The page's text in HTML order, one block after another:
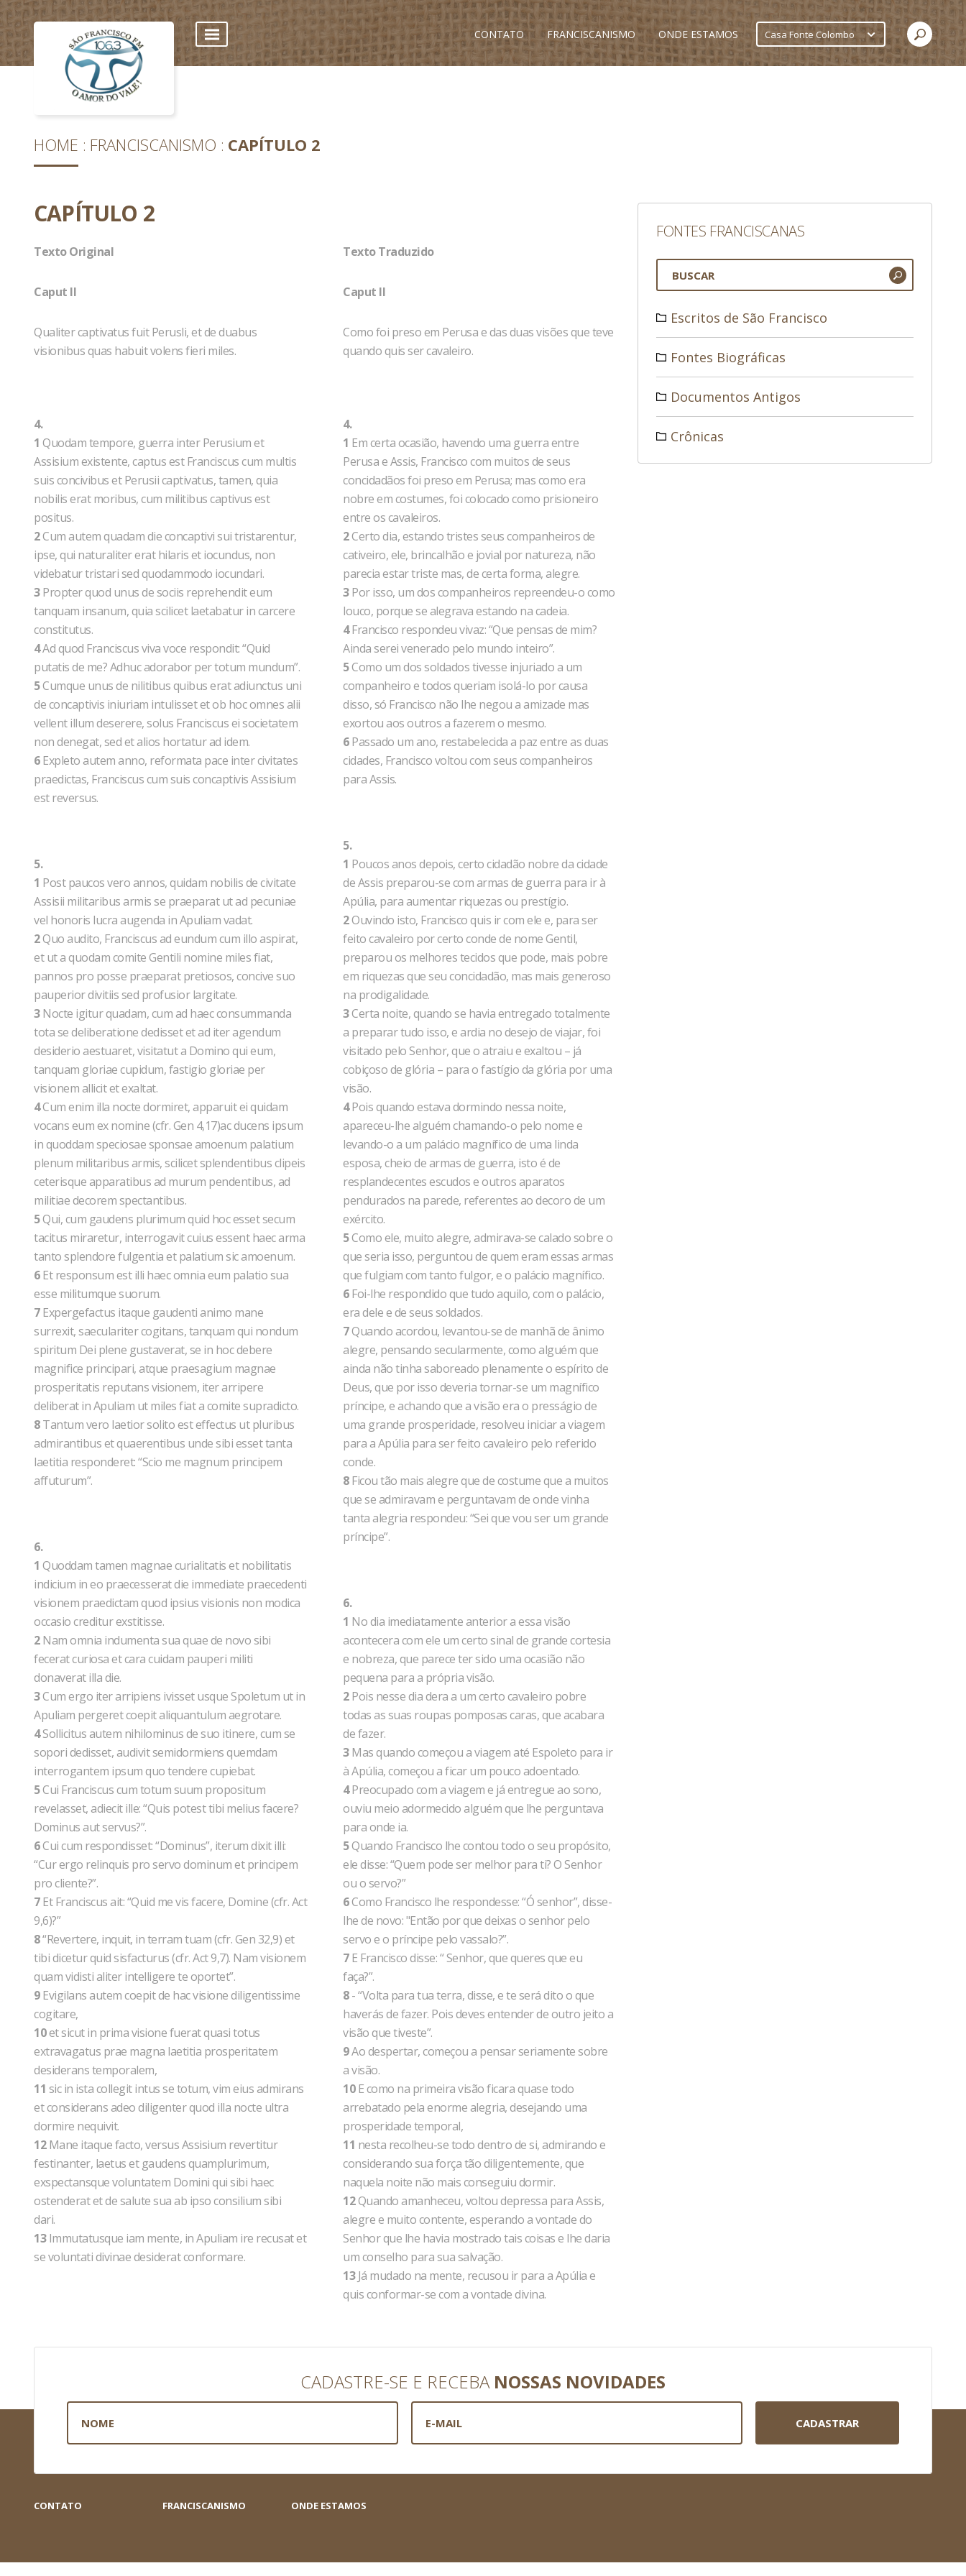
CONTATO FRANCISCANISMO ONDE ESTAMOS Casa Fonte Colombo
HOME FRANCISCANISMO CAPÍTULO 2
CAPÍTULO 2
Texto Original
Caput II
Qualiter captivatus fuit Perusli, et de duabus
visionibus quas habuit volens fieri miles.
4.
1 Quodam tempore, guerra inter Perusium et
Assisium existente, captus est Franciscus cum multis
suis concivibus et Perusii captivatus, tamen, quia
nobilis erat moribus, cum militibus captivus est
positus.
2Cum autem quadam die concaptivi sui tristarentur,
ipse, qui naturaliter erat hilaris et iocundus, non
videbatur tristari sed quodammodo iocundari.
3Propter quod unus de sociis reprehendit eum
tanquam insanum, quia scilicet laetabatur in carcere
constitutus.
4Ad quod Franciscus viva voce respondit: “Quid
putatis de me? Adhuc adorabor per totum mundum”.
5Cumque unus de nilitibus quibus erat adiunctus uni
de concaptivis iniuriam intulisset et ob hoc omnes alii
vellent illum deserere, solus Franciscus ei societatem
non denegat, sed et alios hortatur ad idem.
6Expleto autem anno, reformata pace inter civitates
praedictas, Franciscus cum suis concaptivis Assisium
est reversus.
5.
1 Post paucos vero annos, quidam nobilis de civitate
Assisii militaribus armis se praeparat ut ad pecuniae
vel honoris lucra augenda in Apuliam vadat.
2Quo audito, Franciscus ad eundum cum illo aspirat,
et ut a quodam comite Gentili nomine miles fiat,
pannos pro posse praeparat pretiosos, concive suo
pauperior divitiis sed profusior largitate.
3Nocte igitur quadam, cum ad haec consummanda
tota se deliberatione dedisset et ad iter agendum
desiderio aestuaret, visitatut a Domino qui eum,
tanquam gloriae cupidum, fastigio gloriae per
visionem allicit et exaltat.
4Cum enim illa nocte dormiret, apparuit ei quidam
vocans eum ex nomine (cfr. Gen 4,17)ac ducens ipsum
in quoddam speciosae sponsae amoenum palatium
plenum militaribus armis, scilicet splendentibus clipeis
ceterisque apparatibus ad murum pendentibus, ad
militiae decorem spectantibus.
5Qui, cum gaudens plurimum quid hoc esset secum
tacitus miraretur, interrogavit cuius essent haec arma
tanto splendore fulgentia et palatium sic amoenum.
6Et responsum est illi haec omnia eum palatio sua
esse militumque suorum.
7Expergefactus itaque gaudenti animo mane
surrexit, saeculariter cogitans, tanquam qui nondum
spiritum Dei plene gustaverat, se in hoc debere
magnifice principari, atque praesagium magnae
prosperitatis reputans visionem, iter arripere
deliberat in Apuliam ut miles fiat a comite supradicto.
8Tantum vero laetior solito est effectus ut pluribus
admirantibus et quaerentibus unde sibi esset tanta
laetitia responderet: “Scio me magnum principem
affuturum”.
6.
1 Quoddam tamen magnae curialitatis et nobilitatis
indicium in eo praecesserat die immediate praecedenti
visionem praedictam quod ipsius visionis non modica
occasio creditur exstitisse.
2Nam omnia indumenta sua quae de novo sibi
fecerat curiosa et cara cuidam pauperi militi
donaverat illa die.
3Cum ergo iter arripiens ivisset usque Spoletum ut in
Apuliam pergeret coepit aliquantulum aegrotare.
4Sollicitus autem nihilominus de suo itinere, cum se
sopori dedisset, audivit semidormiens quemdam
interrogantem ipsum quo tendere cupiebat.
5Cui Franciscus cum totum suum propositum
revelasset, adiecit ille: “Quis potest tibi melius facere?
Dominus aut servus?”.
6Cui cum respondisset: “Dominus”, iterum dixit illi:
“Cur ergo relinquis pro servo dominum et principem
pro cliente?”.
7Et Franciscus ait: “Quid me vis facere, Domine (cfr. Act
9,6)?”
8“Revertere, inquit, in terram tuam (cfr. Gen 32,9) et
tibi dicetur quid sisfacturus (cfr. Act 9,7). Nam visionem
quam vidisti aliter intelligere te oportet”.
9Evigilans autem coepit de hac visione diligentissime
cogitare,
10et sicut in prima visione fuerat quasi totus
extravagatus prae magna laetitia prosperitatem
desiderans temporalem,
11 sic in ista collegit intus se totum, vim eius admirans
et considerans adeo diligenter quod illa nocte ultra
dormire nequivit.
12Mane itaque facto, versus Assisium revertitur
festinanter, laetus et gaudens quamplurimum,
exspectansque voluntatem Domini qui sibi haec
ostenderat et de salute sua ab ipso consilium sibi
dari.
13Immutatusque iam mente, in Apuliam ire recusat et
se voluntati divinae desiderat conformare.
Texto Traduzido
Caput II
Como foi preso em Perusa e das duas visões que teve
quando quis ser cavaleiro.
4.
1 Em certa ocasião, havendo uma guerra entre
Perusa e Assis, Francisco com muitos de seus
concidadãos foi preso em Perusa; mas como era
nobre em costumes, foi colocado como prisioneiro
entre os cavaleiros.
2Certo dia, estando tristes seus companheiros de
cativeiro, ele, brincalhão e jovial por natureza, não
parecia estar triste mas, de certa forma, alegre.
3Por isso, um dos companheiros repreendeu-o como
louco, porque se alegrava estando na cadeia.
4Francisco respondeu vivaz: “Que pensas de mim?
Ainda serei venerado pelo mundo inteiro”.
5Como um dos soldados tivesse injuriado a um
companheiro e todos queriam isolá-lo por causa
disso, só Francisco não lhe negou a amizade mas
exortou aos outros a fazerem o mesmo.
6Passado um ano, restabelecida a paz entre as duas
cidades, Francisco voltou com seus companheiros
para Assis.
5.
1 Poucos anos depois, certo cidadão nobre da cidade
de Assis preparou-se com armas de guerra para ir à
Apúlia, para aumentar riquezas ou prestígio.
2Ouvindo isto, Francisco quis ir com ele e, para ser
feito cavaleiro por certo conde de nome Gentil,
preparou os melhores tecidos que pode, mais pobre
em riquezas que seu concidadão, mas mais generoso
na prodigalidade.
3Certa noite, quando se havia entregado totalmente
a preparar tudo isso, e ardia no desejo de viajar, foi
visitado pelo Senhor, que o atraiu e exaltou – já
cobiçoso de glória – para o fastígio da glória por uma
visão.
4Pois quando estava dormindo nessa noite,
apareceu-lhe alguém chamando-o pelo nome e
levando-o a um palácio magnífico de uma linda
esposa, cheio de armas de guerra, isto é de
resplandecentes escudos e outros aparatos
pendurados na parede, referentes ao decoro de um
exército.
5Como ele, muito alegre, admirava-se calado sobre o
que seria isso, perguntou de quem eram essas armas
que fulgiam com tanto fulgor, e o palácio magnífico.
6Foi-lhe respondido que tudo aquilo, com o palácio,
era dele e de seus soldados.
7Quando acordou, levantou-se de manhã de ânimo
alegre, pensando secularmente, como alguém que
ainda não tinha saboreado plenamente o espírito de
Deus, que por isso deveria tornar-se um magnífico
príncipe, e achando que a visão era o presságio de
uma grande prosperidade, resolveu iniciar a viagem
para a Apúlia para ser feito cavaleiro pelo referido
conde.
8Ficou tão mais alegre que de costume que a muitos
que se admiravam e perguntavam de onde vinha
tanta alegria respondeu: “Sei que vou ser um grande
príncipe”.
6.
1 No dia imediatamente anterior a essa visão
acontecera com ele um certo sinal de grande cortesia
e nobreza, que parece ter sido uma ocasião não
pequena para a própria visão.
2Pois nesse dia dera a um certo cavaleiro pobre
todas as suas roupas pomposas caras, que acabara
de fazer.
3Mas quando começou a viagem até Espoleto para ir
à Apúlia, começou a ficar um pouco adoentado.
4Preocupado com a viagem e já entregue ao sono,
ouviu meio adormecido alguém que lhe perguntava
para onde ia.
5Quando Francisco lhe contou todo o seu propósito,
ele disse: “Quem pode ser melhor para ti? O Senhor
ou o servo?”
6Como Francisco lhe respondesse: “Ó senhor”, disse-
lhe de novo: "Então por que deixas o senhor pelo
servo e o príncipe pelo vassalo?”.
7E Francisco disse: “ Senhor, que queres que eu
faça?”.
8- “Volta para tua terra, disse, e te será dito o que
haverás de fazer. Pois deves entender de outro jeito a
visão que tiveste”.
9Ao despertar, começou a pensar seriamente sobre
a visão.
10E como na primeira visão ficara quase todo
arrebatado pela enorme alegria, desejando uma
prosperidade temporal,
11 nesta recolheu-se todo dentro de si, admirando e
considerando sua força tão diligentemente, que
naquela noite não mais conseguiu dormir.
12Quando amanheceu, voltou depressa para Assis,
alegre e muito contente, esperando a vontade do
Senhor que lhe havia mostrado tais coisas e lhe daria
um conselho para sua salvação.
13Já mudado na mente, recusou ir para a Apúlia e
quis conformar-se com a vontade divina.
FONTES FRANCISCANAS
Escritos de São Francisco
Fontes Biográficas
Documentos Antigos
Crônicas
CADASTRE-SE E RECEBA NOSSAS NOVIDADES
CADASTRAR
CONTATO FRANCISCANISMO ONDE ESTAMOS